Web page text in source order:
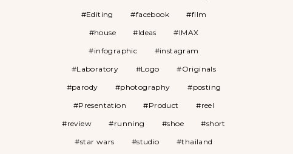
Editing
facebook
film
house
Ideas
IMAX
infographic
instagram
Laboratory
Logo
Originals
parody
photography
posting
Presentation
Product
reel
review
running shoe
short
star wars
studio
thailand